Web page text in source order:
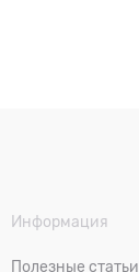
Информация
Полезные статьи